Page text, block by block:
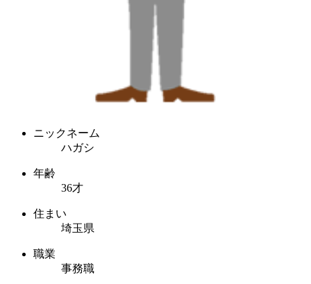
ニックネーム
ハガシ
年齢
36才
住まい
埼玉県
職業
事務職